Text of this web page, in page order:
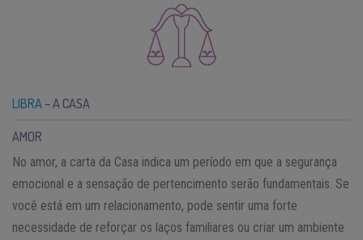
LIBRA – A CASA
AMOR
No amor, a carta da Casa indica um período em que a segurança
emocional e a sensação de pertencimento serão fundamentais. Se
você está em um relacionamento, pode sentir uma forte
necessidade de reforçar os laços familiares ou criar um ambiente